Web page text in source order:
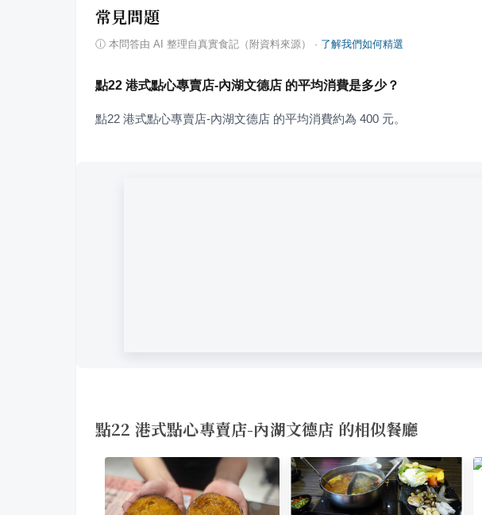
常見問題
ⓘ 本問答由 AI 整理自真實食記（附資料來源） · 了解我們如何精選
點22 港式點心專賣店-內湖文德店 的平均消費是多少？
點22 港式點心專賣店-內湖文德店 的平均消費約為 400 元。
點22 港式點心專賣店-內湖文德店 的相似餐廳